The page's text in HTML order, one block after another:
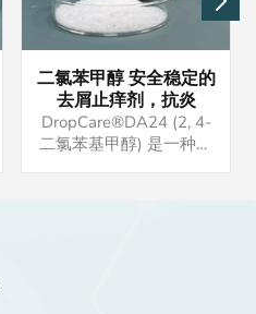
二氯苯甲醇 安全稳定的
去屑止痒剂，抗炎
DropCare®DA24 (2, 4-
二氯苯基甲醇) 是一种防